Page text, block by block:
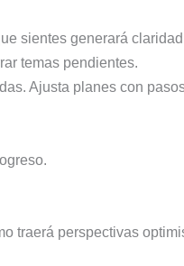
sientes generará
temas pendientes.
Ajusta planes con
traerá perspectivas